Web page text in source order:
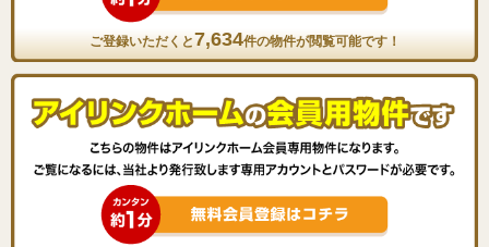
ご登録いただくと7,634件の物件が閲覧可能です！